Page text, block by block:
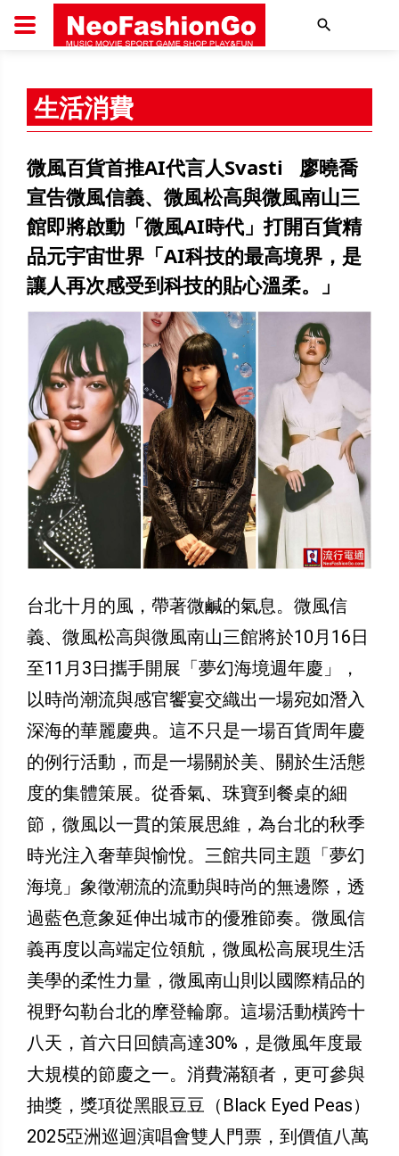
搜尋
生活消費
微風百貨首推AI代言人Svasti 廖曉喬
宣告微風信義、微風松高與微風南山三
館即將啟動「微風AI時代」打開百貨精
品元宇宙世界「AI科技的最高境界，是
讓人再次感受到科技的貼心溫柔。」
台北十月的風，帶著微鹹的氣息。微風信
義、微風松高與微風南山三館將於10月16日
至11月3日攜手開展「夢幻海境週年慶」，
以時尚潮流與感官饗宴交織出一場宛如潛入
深海的華麗慶典。這不只是一場百貨周年慶
的例行活動，而是一場關於美、關於生活態
度的集體策展。從香氣、珠寶到餐桌的細
節，微風以一貫的策展思維，為台北的秋季
時光注入奢華與愉悅。三館共同主題「夢幻
海境」象徵潮流的流動與時尚的無邊際，透
過藍色意象延伸出城市的優雅節奏。微風信
義再度以高端定位領航，微風松高展現生活
美學的柔性力量，微風南山則以國際精品的
視野勾勒台北的摩登輪廓。這場活動橫跨十
八天，首六日回饋高達30%，是微風年度最
大規模的節慶之一。消費滿額者，更可參與
抽獎，獎項從黑眼豆豆（Black Eyed Peas）
2025亞洲巡迴演唱會雙人門票，到價值八萬